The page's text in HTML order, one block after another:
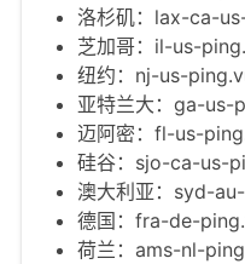
洛杉矶：lax-ca-
芝加哥：il-us-
纽约：nj-us-
亚特兰大：ga-us-
迈阿密：fl-us-
硅谷：sjo-ca-us-
澳大利亚：syd-
德国：fra-de-
荷兰：ams-nl-